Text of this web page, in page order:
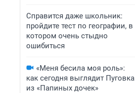
Справится даже школьник:
пройдите тест по географии, в
котором очень стыдно
ошибиться
«Меня бесила моя роль»:
как сегодня выглядит Пуговка
из «Папиных дочек»